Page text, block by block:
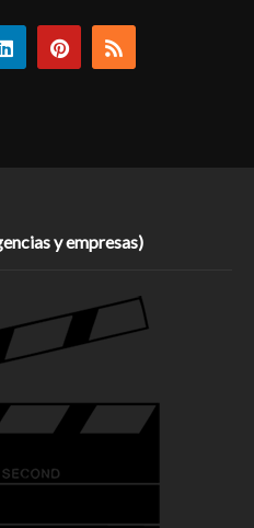
y empresas)